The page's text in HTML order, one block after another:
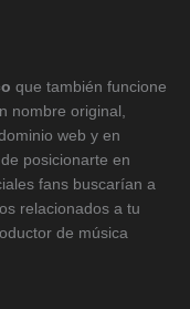
que también funcione
nombre original,
web y en
posicionarte en
fans buscarían a
relacionados a tu
de música